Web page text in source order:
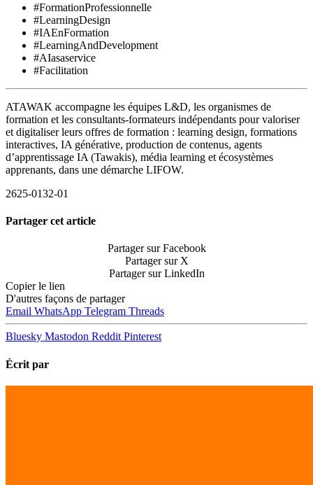
#FormationProfessionnelle
#LearningDesign
#IAEnFormation
#LearningAndDevelopment
#AIasaservice
#Facilitation
ATAWAK accompagne les équipes L&D, les organismes de
formation et les consultants-formateurs indépendants pour valoriser
et digitaliser leurs offres de formation : learning design, formations
interactives, IA générative, production de contenus, agents
d’apprentissage IA (Tawakis), média learning et écosystèmes
apprenants, dans une démarche LIFOW.
2625-0132-01
Partager cet article
Partager sur Facebook
Partager sur X
Partager sur LinkedIn
Copier le lien
D'autres façons de partager
Email WhatsApp Telegram Threads
Bluesky Mastodon Reddit Pinterest
Écrit par